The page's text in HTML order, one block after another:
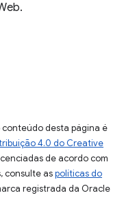
desta página é
4.0 do Creative
de acordo com
consulte aspolíticas do
registrada da Oracle